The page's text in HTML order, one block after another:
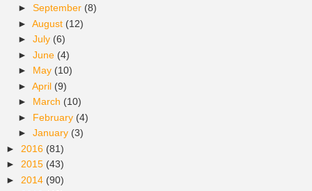
► September (8)
► August (12)
► July (6)
► June (4)
► May (10)
► April (9)
► March (10)
► February (4)
► January (3)
► 2016 (81)
► 2015 (43)
► 2014 (90)